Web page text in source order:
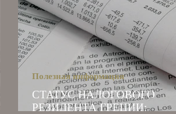
СТАТУС НАЛОГОВОГО
РЕЗИДЕНТА ГРЕЦИИ:
Полезная информация